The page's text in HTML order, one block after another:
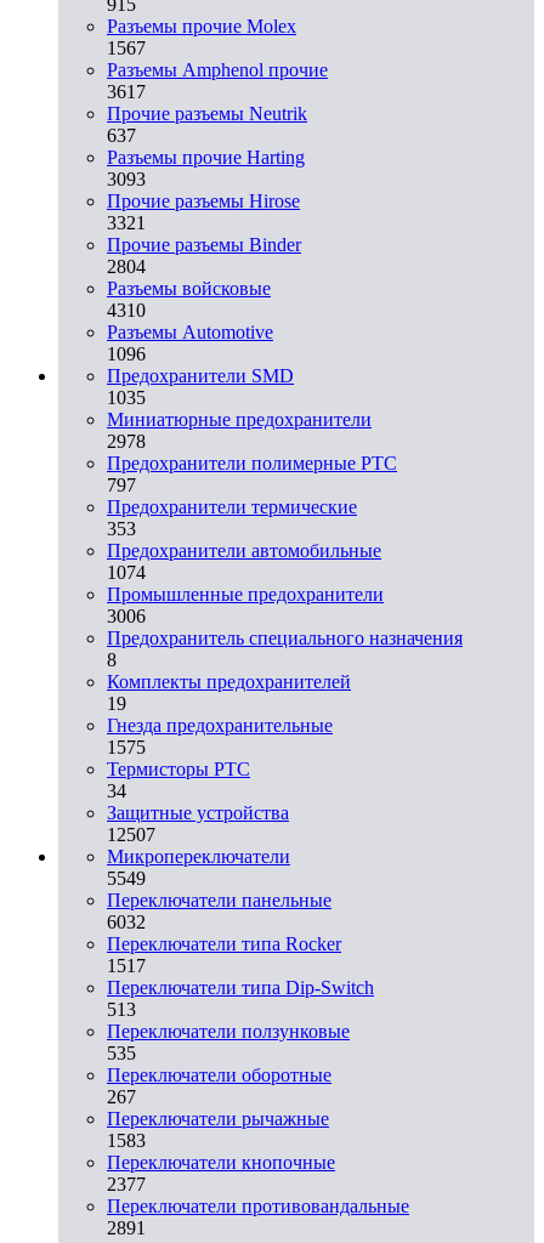
Разъемы прочие Molex
1567
Разъемы Amphenol прочие
3617
Прочие разъемы Neutrik
637
Разъемы прочие Harting
3093
Прочие разъемы Hirose
3321
Прочие разъемы Binder
2804
Разъемы войсковые
4310
Разъeмы Automotive
1096
Предохранители SMD
1035
Миниатюрные предохранители
2978
Предохранители полимерные PTC
797
Предохранители термические
353
Предохранители автомобильные
1074
Промышленные предохранители
3006
Предохранитель специального назначения
8
Комплекты предохранителей
19
Гнезда предохранительные
1575
Термисторы PTC
34
Защитные устройства
12507
Микропереключатели
5549
Переключатели панельные
6032
Переключатели типа Rocker
1517
Переключатели типа Dip-Switch
513
Переключатели ползунковые
535
Переключатели оборотные
267
Переключатели рычажные
1583
Переключатели кнопочные
2377
Переключатели противовандальные
2891